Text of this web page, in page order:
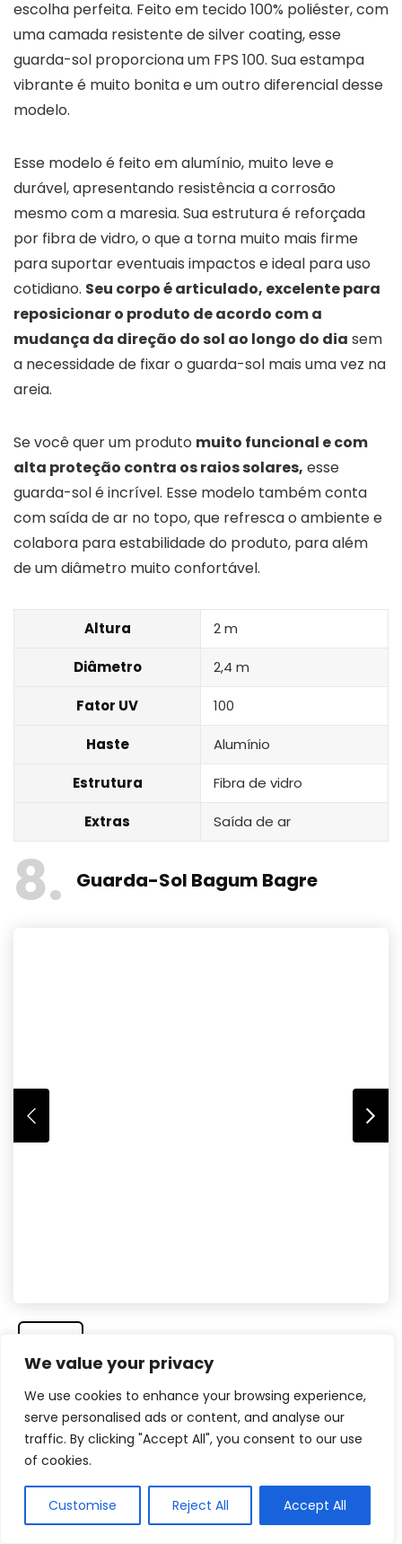
We value your privacy
We use cookies to enhance your browsing experience,
serve personalised ads or content, and analyse our
traffic. By clicking "Accept All", you consent to our use
of cookies.
Customise Reject All Accept All
escolha perfeita. Feito em tecido 100% poliéster, com
uma camada resistente de silver coating, esse
guarda-sol proporciona um FPS 100. Sua estampa
vibrante é muito bonita e um outro diferencial desse
modelo.
Esse modelo é feito em alumínio, muito leve e
durável, apresentando resistência a corrosão
mesmo com a maresia. Sua estrutura é reforçada
por fibra de vidro, o que a torna muito mais firme
para suportar eventuais impactos e ideal para uso
cotidiano. Seu corpo é articulado, excelente para
reposicionar o produto de acordo com a
mudança da direção do sol ao longo do dia sem
a necessidade de fixar o guarda-sol mais uma vez na
areia.
Se você quer um produto muito funcional e com
alta proteção contra os raios solares, esse
guarda-sol é incrível. Esse modelo também conta
com saída de ar no topo, que refresca o ambiente e
colabora para estabilidade do produto, para além
de um diâmetro muito confortável.
Altura 2 m
Diâmetro 2,4 m
Fator UV 100
Haste Alumínio
Estrutura Fibra de vidro
Extras Saída de ar
8 Guarda-Sol Bagum Bagre
Veja na Americanas
Ideal para pesca e atividades ao ar livre
O guarda-sol Bagum Bagre é perfeito para